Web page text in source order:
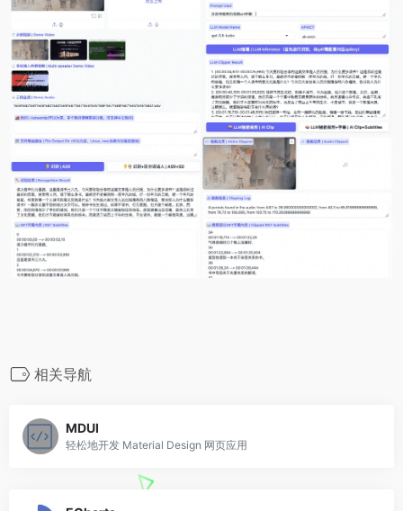
相关导航
MDUI
轻松地开发 Material Design 网页应用